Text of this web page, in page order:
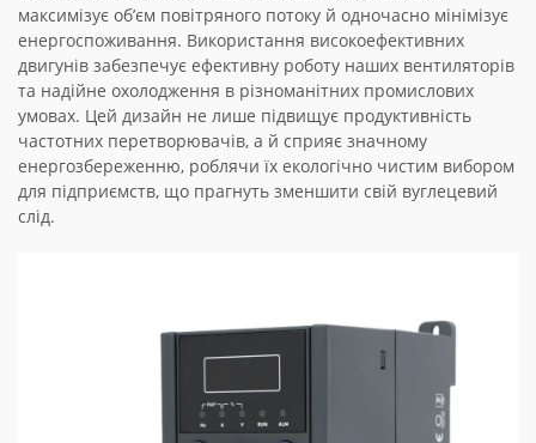
максимізує об’єм повітряного потоку й одночасно мінімізує
енергоспоживання. Використання високоефективних
двигунів забезпечує ефективну роботу наших вентиляторів
та надійне охолодження в різноманітних промислових
умовах. Цей дизайн не лише підвищує продуктивність
частотних перетворювачів, а й сприяє значному
енергозбереженню, роблячи їх екологічно чистим вибором
для підприємств, що прагнуть зменшити свій вуглецевий
слід.